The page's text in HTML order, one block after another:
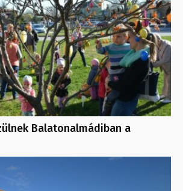
Balatonalmádiban a